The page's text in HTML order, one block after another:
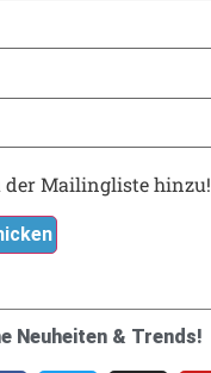
der Mailingliste hinzu!
Neuheiten & Trends!